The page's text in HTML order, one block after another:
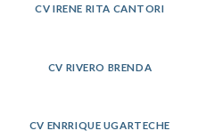
CV IRENE RITA CANTORI
CV RIVERO BRENDA
CV ENRRIQUE UGARTECHE